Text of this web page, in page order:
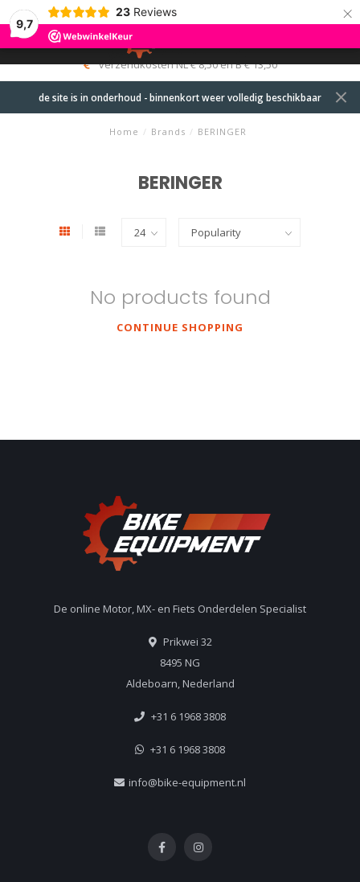
9,7
23 Reviews ×
MENU
0
verzendkosten NL € 8,50 en B € 13,50
de site is in onderhoud - binnenkort weer volledig beschikbaar
Home / Brands / BERINGER
BERINGER
No products found
CONTINUE SHOPPING
De online Motor, MX- en Fiets Onderdelen Specialist
Prikwei 32
8495 NG
Aldeboarn, Nederland
+31 6 1968 3808
+31 6 1968 3808
info@bike-equipment.nl